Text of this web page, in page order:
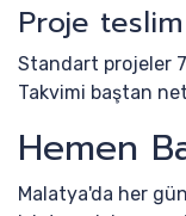
Proje
Standart projeler
Takvimi baştan
Hemen
Malatya'da her